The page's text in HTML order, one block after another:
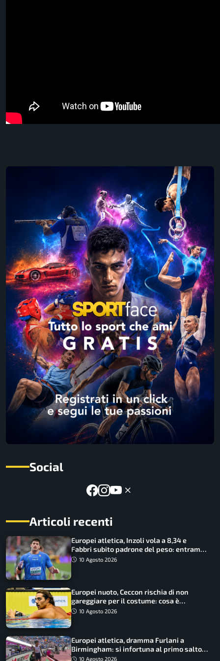
Social
Articoli recenti
Europei atletica, Inzoli vola a 8,34 e
Fabbri subito padrone del peso: entrambi
in finale col miglior risultato
10 Agosto 2026
Europei nuoto, Ceccon rischia di non
gareggiare per il costume: cosa è
successo
10 Agosto 2026
Europei atletica, dramma Furlani a
Birmingham: si infortuna al primo salto
ed esce in carrozzina
10 Agosto 2026